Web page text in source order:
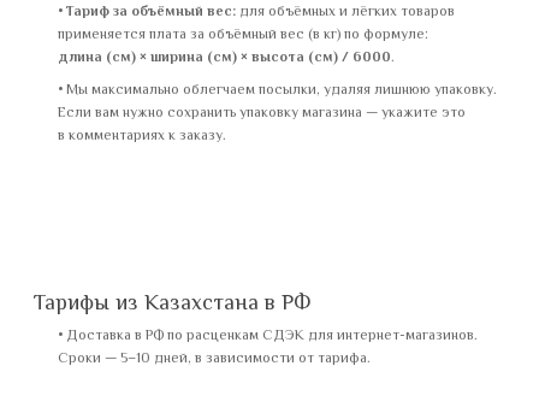
Тариф за объёмный вес: для объёмных и лёгких товаров
применяется плата за объёмный вес (в кг) по формуле:
длина (см) × ширина (см) × высота (см) / 6000.
Мы максимально облегчаем посылки, удаляя лишнюю упаковку.
Если вам нужно сохранить упаковку магазина — укажите это
в комментариях к заказу.
Тарифы из Казахстана в РФ
Доставка в РФ по расценкам СДЭК для интернет-магазинов.
Сроки — 5–10 дней, в зависимости от тарифа.